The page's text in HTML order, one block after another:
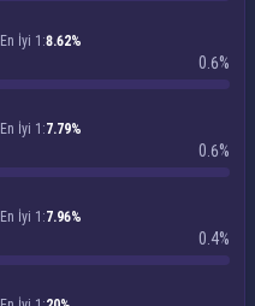
En İyi 1:8.62%
0.6%
En İyi 1:7.79%
0.6%
En İyi 1:7.96%
0.4%